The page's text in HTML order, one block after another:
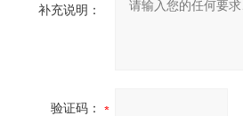
补充说明：
验证码：